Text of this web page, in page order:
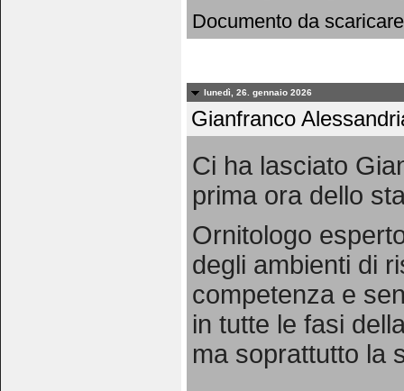
Documento da
lunedì, 26. gennaio 2026
Gianfranco
Ci ha lasciato
prima ora dello
Ornitologo
degli ambienti di
competenza e
in tutte le fasi
ma soprattutto la